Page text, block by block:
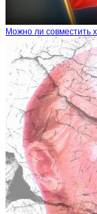
Можно ли совместить